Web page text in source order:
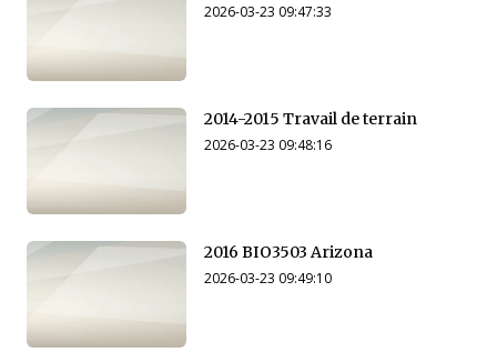
2026-03-23 09:47:33
2014-2015 Travail de terrain
2026-03-23 09:48:16
2016 BIO3503 Arizona
2026-03-23 09:49:10